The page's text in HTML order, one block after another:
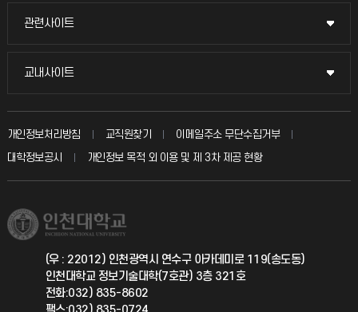
입학안내
취업정보(학생)
묻고 답하기
칭찬마당
학생서비스 지킴이
관련사이트
관련사이트
국방헬프콜
총동문회
교내사이트
교내사이트
교수회
교육혁신본부
국제지원과
공자아카데미
개인정보처리방침 교직원찾기
이메일주소 무단수집거부
대학정보공시
개인정보 목적 외 이용 및 제 3차 제공 현황
(우 : 22012) 인천광역시 연수구 아카데미로 119(송도동)
인천대학교 정보기술대학(7호관) 3층 321호
전화:032) 835-8602